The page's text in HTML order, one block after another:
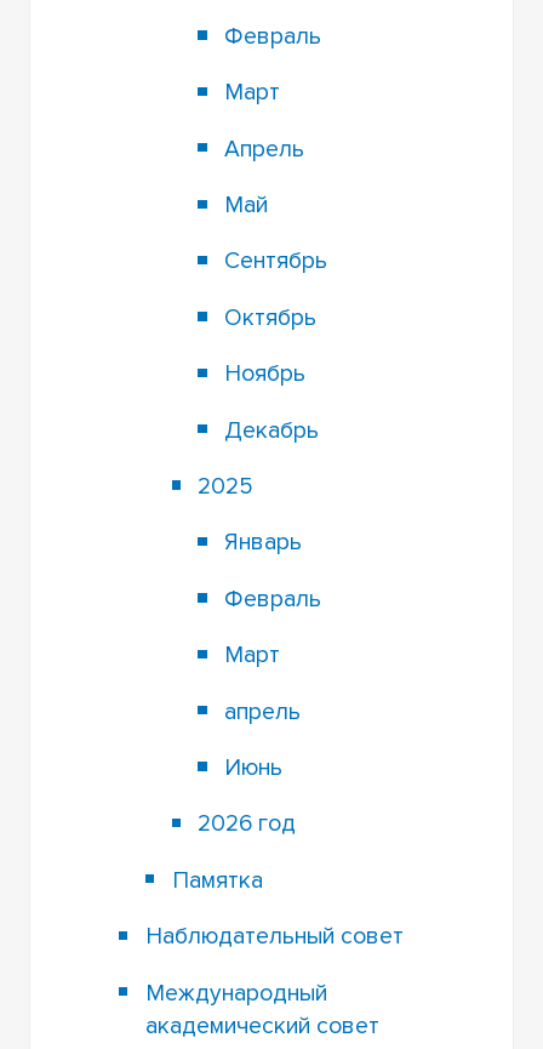
Февраль
Март
Апрель
Май
Сентябрь
Октябрь
Ноябрь
Декабрь
2025
Январь
Февраль
Март
апрель
Июнь
2026 год
Памятка
Наблюдательный совет
Международный
академический совет